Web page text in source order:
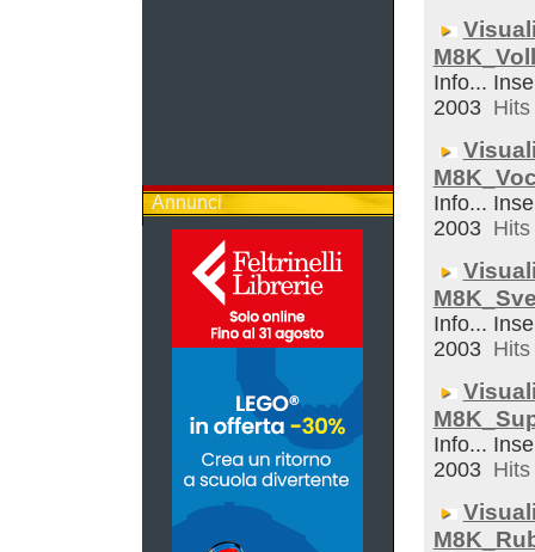
Annunci
Info...
2003
Info...
2003
Info...
2003
Info...
2003